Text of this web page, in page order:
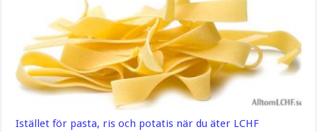
Istället för pasta, ris och potatis när du äter LCHF